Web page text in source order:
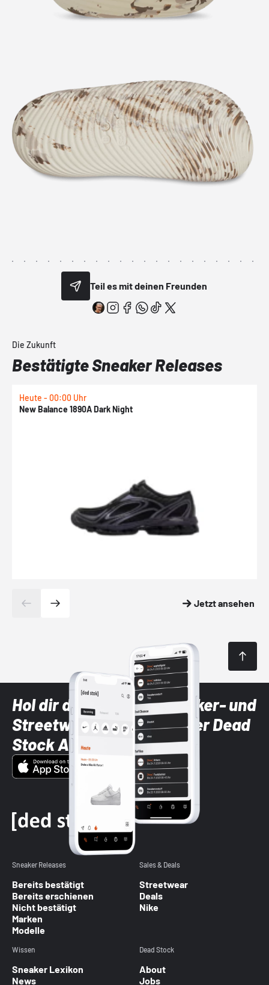
Teil es mit deinen Freunden
Die Zukunft
Bestätigte Sneaker Releases
Heute - 00:00 Uhr
New Balance 1890A Dark Night
Jetzt ansehen
Hol dir die neuesten Sneaker- und
Streetwear-Brands mit der Dead
Stock App
Sneaker Releases
Bereits bestätigt
Bereits erschienen
Nicht bestätigt
Marken
Modelle
Sales & Deals
Streetwear
Deals
Nike
Wissen
Sneaker Lexikon
News
Dead Stock
About
Jobs